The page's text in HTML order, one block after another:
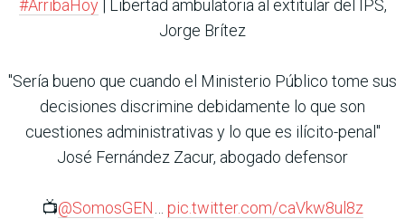
#ArribaHoy| Libertad ambulatoria al extitular del IPS,
Jorge Brítez
"Sería bueno que cuando el Ministerio Público tome sus
decisiones discrimine debidamente lo que son
cuestiones administrativas y lo que es ilícito-penal"
José Fernández Zacur, abogado defensor
📺@SomosGEN… pic.twitter.com/caVkw8ul8z